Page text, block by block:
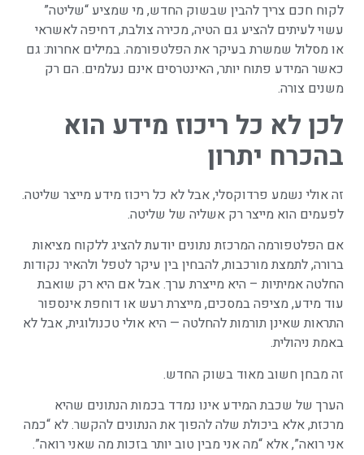
לקוח חכם צריך להבין שבשוק החדש, מי שמציע “שליטה”
עשוי לעיתים להציע גם הטיה, מכירה צולבת, דחיפה לאשראי
או מסלול שמשרת בעיקר את הפלטפורמה. במילים אחרות: גם
כאשר המידע פתוח יותר, האינטרסים אינם נעלמים. הם רק
משנים צורה.
לכן לא כל ריכוז מידע הוא
בהכרח יתרון
זה אולי נשמע פרדוקסלי, אבל לא כל ריכוז מידע מייצר שליטה.
לפעמים הוא מייצר רק אשליה של שליטה.
אם הפלטפורמה המרכזת נתונים יודעת להציג ללקוח מציאות
ברורה, לתמצת מורכבות, להבחין בין עיקר לטפל ולהאיר נקודות
החלטה אמיתיות – היא מייצרת ערך. אבל אם היא רק שואבת
עוד מידע, מציפה במסכים, מייצרת רעש או דוחפת אינספור
התראות שאינן תורמות להחלטה — היא אולי טכנולוגית, אבל לא
באמת ניהולית.
זה מבחן חשוב מאוד בשוק החדש.
הערך של שכבת המידע אינו נמדד בכמות הנתונים שהיא
מרכזת, אלא ביכולת שלה להפוך את הנתונים להקשר. לא “כמה
אני רואה”, אלא “מה אני מבין טוב יותר בזכות מה שאני רואה”.